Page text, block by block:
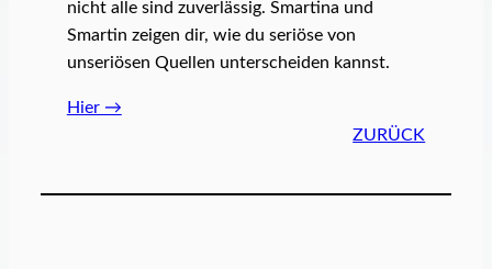
nicht alle sind zuverlässig. Smartina und
Smartin zeigen dir, wie du seriöse von
unseriösen Quellen unterscheiden kannst.
Hier →
ZURÜCK